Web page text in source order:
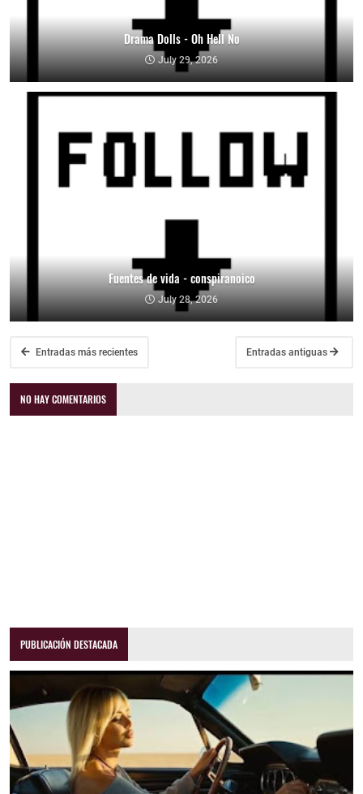
Drama Dolls - Oh Hell No
July 29, 2026
Fuentes de vida - conspiranoico
July 28, 2026
Entradas más recientes Entradas antiguas
NO HAY COMENTARIOS
PUBLICACIÓN DESTACADA